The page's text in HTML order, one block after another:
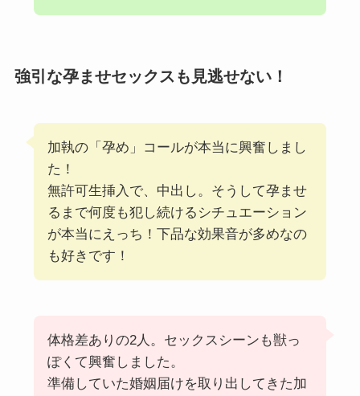
強引な孕ませセックスも見逃せない！
加執の「孕め」コールが本当に興奮しまし
た！
無許可生挿入で、中出し。そうして孕ませ
るまで何度も犯し続けるシチュエーション
が本当にえっち！下品な効果音が多めなの
も好きです！
体格差ありの2人。セックスシーンも獣っ
ぽくて興奮しました。
準備していた婚姻届けを取り出してきた加